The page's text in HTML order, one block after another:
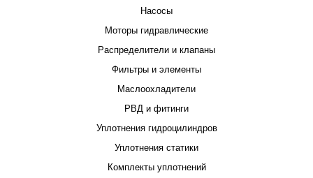
Насосы
Моторы гидравлические
Распределители и клапаны
Фильтры и элементы
Маслоохладители
РВД и фитинги
Уплотнения гидроцилиндров
Уплотнения статики
Комплекты уплотнений